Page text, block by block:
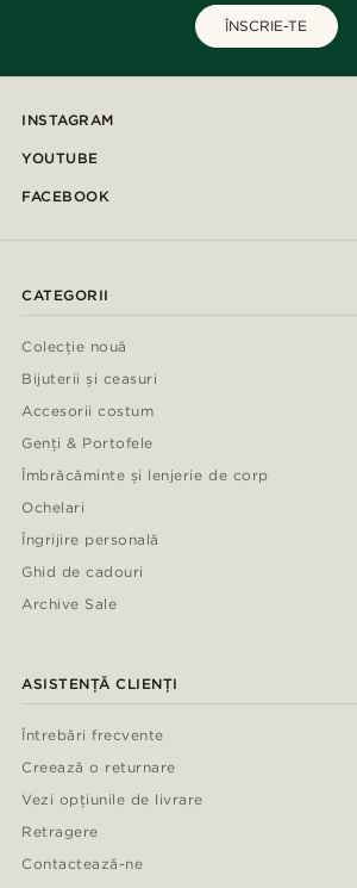
ÎNSCRIE-TE
INSTAGRAM
YOUTUBE
FACEBOOK
CATEGORII
Colecție nouă
Bijuterii și ceasuri
Accesorii costum
Genți & Portofele
Îmbrăcăminte și lenjerie de corp
Ochelari
Îngrijire personală
Ghid de cadouri
Archive Sale
ASISTENȚĂ CLIENȚI
Întrebări frecvente
Creează o returnare
Vezi opțiunile de livrare
Retragere
Contactează-ne